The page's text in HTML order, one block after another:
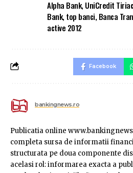
Alpha Bank, UniCredit
Bank, top banci, Banca
active 2012
Facebook
bankingnews.ro
Publicatia online
completa sursa de informatii
structurata pe doua componente
acelasi rol: informarea exacta a